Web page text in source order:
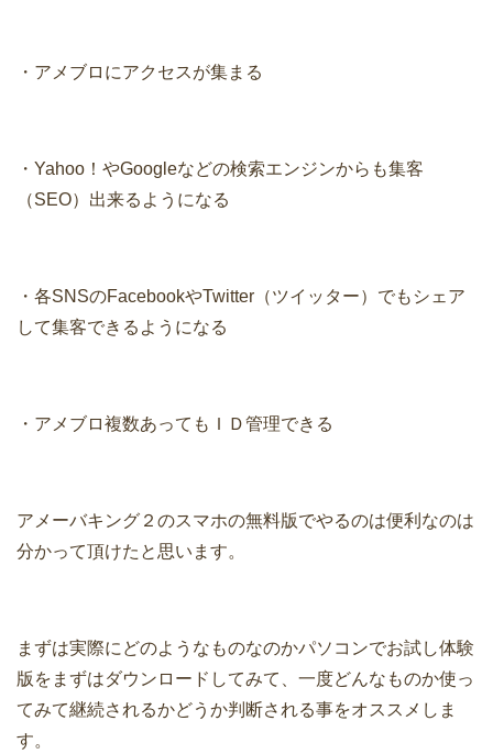
・アメブロにアクセスが集まる
・Yahoo！やGoogleなどの検索エンジンからも集客
（SEO）出来るようになる
・各SNSのFacebookやTwitter（ツイッター）でもシェア
して集客できるようになる
・アメブロ複数あってもＩＤ管理できる
アメーバキング２のスマホの無料版でやるのは便利なのは
分かって頂けたと思います。
まずは実際にどのようなものなのかパソコンでお試し体験
版をまずはダウンロードしてみて、一度どんなものか使っ
てみて継続されるかどうか判断される事をオススメしま
す。